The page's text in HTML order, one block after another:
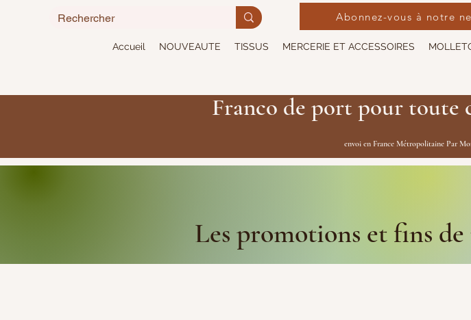
Accueil NOUVEAUTE TISSUS MERCERIE ET ACCESSOIRES
Abonnez-vous à notre
Franco de port pour toute
envoi en France Métropolitaine Par
Les promotions et fins